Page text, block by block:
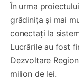
În urma
grădinița și mai
conectați la
Lucrările au fost
Dezvoltare
milion de lei.